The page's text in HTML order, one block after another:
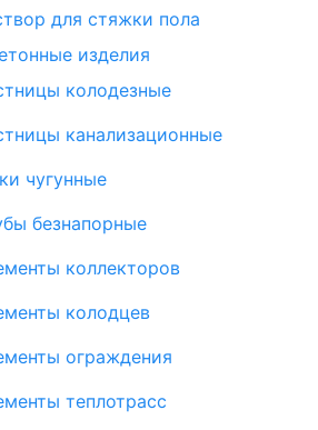
для стяжки пола
изделия
колодезные
канализационные
чугунные
безнапорные
коллекторов
колодцев
ограждения
теплотрасс